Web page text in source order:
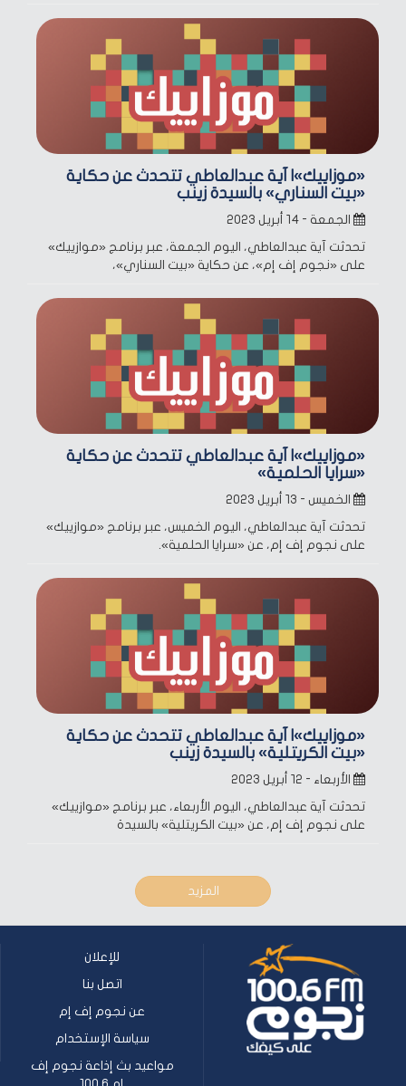
«موزاييك»| آية عبدالعاطي تتحدث عن حكاية
«بيت السناري» بالسيدة زينب
الجمعة - ١٤ أبريل ٢٠٢٣
تحدثت آية عبدالعاطي، اليوم الجمعة، عبر برنامج «موازييك»
على «نجوم إف إم»، عن حكاية «بيت السناري»،
«موزاييك»| آية عبدالعاطي تتحدث عن حكاية
«سرايا الحلمية»
الخميس - ١٣ أبريل ٢٠٢٣
تحدثت آية عبدالعاطي، اليوم الخميس، عبر برنامج «موازييك»
على نجوم إف إم، عن «سرايا الحلمية».
«موزاييك»| آية عبدالعاطي تتحدث عن حكاية
«بيت الكريتلية» بالسيدة زينب
الأربعاء - ١٢ أبريل ٢٠٢٣
تحدثت آية عبدالعاطي، اليوم الأربعاء، عبر برنامج «موازييك»
على نجوم إف إم، عن «بيت الكريتلية» بالسيدة
المزيد
للإعلان
اتصل بنا
عن نجوم إف إم
سياسة الإستخدام
مواعيد بث إذاعة نجوم إف